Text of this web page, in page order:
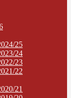
25
24
23
22
21